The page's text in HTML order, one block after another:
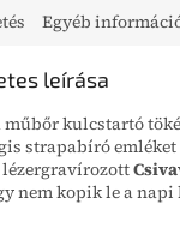
Egyéb
leírása
műbőr kulcstartó
strapabíró emléket
nem kopik le a